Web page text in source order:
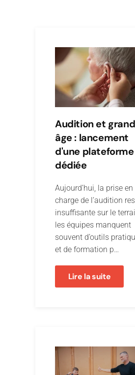
Audition et
âge : lancement
d'une plateforme
dédiée
Aujourd’hui, la prise en
charge de l’audition
insuffisante sur le
les équipes manquent
souvent d’outils
et de formation p…
Lire la suite